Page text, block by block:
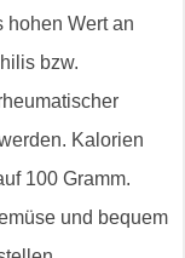
hohen Wert an
bzw.
Kalorien
100 Gramm.
und bequem